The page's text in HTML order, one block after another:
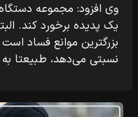
وی افزود: مجموعه
یک پدیده برخورد کند.
بزرگترین موانع فساد
نسبتی می‌دهد، طبیعتا